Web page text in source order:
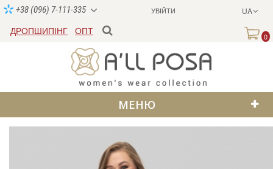
УВІЙТИ UA
+38 (096) 7-111-335
ДРОПШИПІНГ ОПТ
0
МЕНЮ